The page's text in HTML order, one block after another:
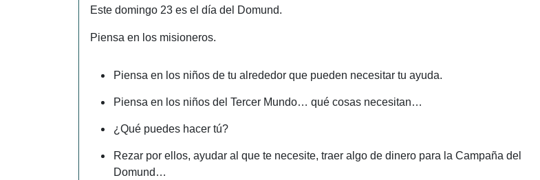
Este domingo 23 es el día del Domund.
Piensa en los misioneros.
Piensa en los niños de tu alrededor que pueden necesitar tu ayuda.
Piensa en los niños del Tercer Mundo… qué cosas necesitan…
¿Qué puedes hacer tú?
Rezar por ellos, ayudar al que te necesite, traer algo de dinero para la Campaña del
Domund…